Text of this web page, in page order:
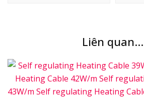
Liên quan...